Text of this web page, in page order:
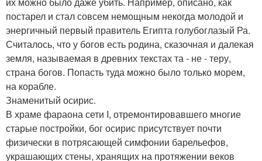
постарел и стал совсем немощным некогда молодой и
энергичный первый правитель Египта голубоглазый Ра.
Считалось, что у богов есть родина, сказочная и далекая
земля, называемая в древних текстах та - не - теру,
страна богов. Попасть туда можно было только морем,
на корабле.
Знаменитый осирис.
В храме фараона сети I, отремонтировавшего многие
старые постройки, бог осирис присутствует почти
физически в потрясающей симфонии барельефов,
украшающих стены, хранящих на протяжении веков